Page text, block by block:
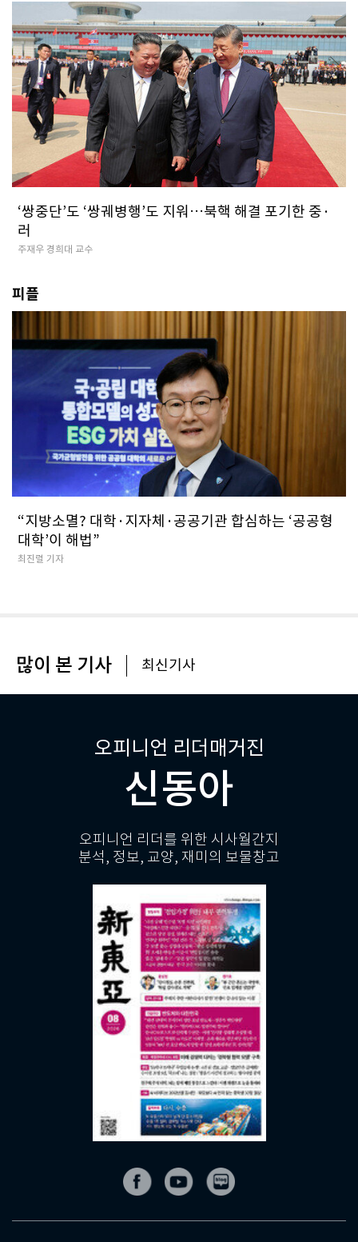
‘쌍중단’도 ‘쌍궤병행’도 지워…북핵 해결 포기한 중·
러
주재우 경희대 교수
피플
“지방소멸? 대학·지자체·공공기관 합심하는 ‘공공형
대학’이 해법”
최진렬 기자
많이 본 기사 최신기사
오피니언 리더매거진
신동아
오피니언 리더를 위한 시사월간지
분석, 정보, 교양, 재미의 보물창고